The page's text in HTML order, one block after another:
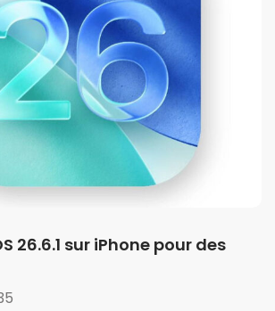
26.6.1 sur iPhone pour des